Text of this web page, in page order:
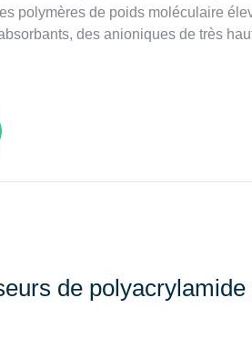
polymères de poids moléculaire
des anioniques de très
de